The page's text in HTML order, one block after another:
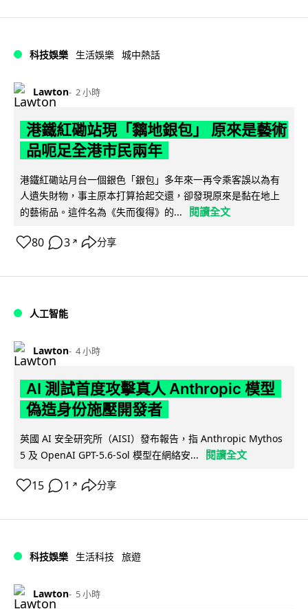
科技娛樂 生活娛樂 城中熱話
Lawton 2 小時
港鐵紅磡站現「黐地銀包」 原來是藝術
品呃足全港市民兩年
港鐵紅磡站月台一個銀色「銀包」多年來一再令乘客誤以為有
人遺失財物，事主原本打算拾起交還，卻發現原來是黏在地上
的藝術品。這件名為《失而復得》的...
閱讀全文
80 3 ↗ 分享
人工智能
Lawton 4 小時
AI 測試首度攻擊真人 Anthropic 模型
偽造身份施壓開發者
英國 AI 安全研究所（AISI）發布報告，指 Anthropic Mythos
5 及 OpenAI GPT-5.6-Sol 模型在網絡安...
閱讀全文
15 1 ↗ 分享
科技娛樂 生活科技 旅遊
Lawton 5 小時